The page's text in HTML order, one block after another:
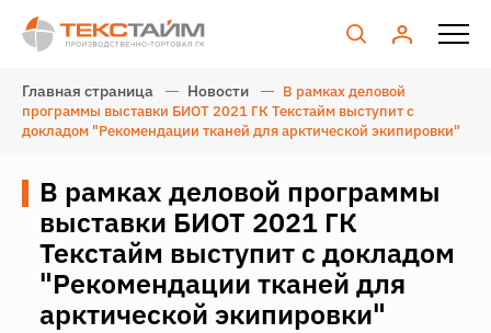
Главная страница Новости
В рамках деловой
программы выставки БИОТ 2021 ГК Текстайм выступит с
докладом "Рекомендации тканей для арктической экипировки"
В рамках деловой программы
выставки БИОТ 2021 ГК
Текстайм выступит с докладом
"Рекомендации тканей для
арктической экипировки"